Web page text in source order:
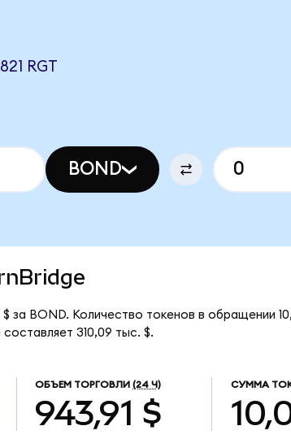
RGT
BOND
за BOND. Количество токенов в обращении
310,09 тыс. $.
ОБЪЕМ ТОРГОВЛИ (24 Ч)
943,91 $
СУММА